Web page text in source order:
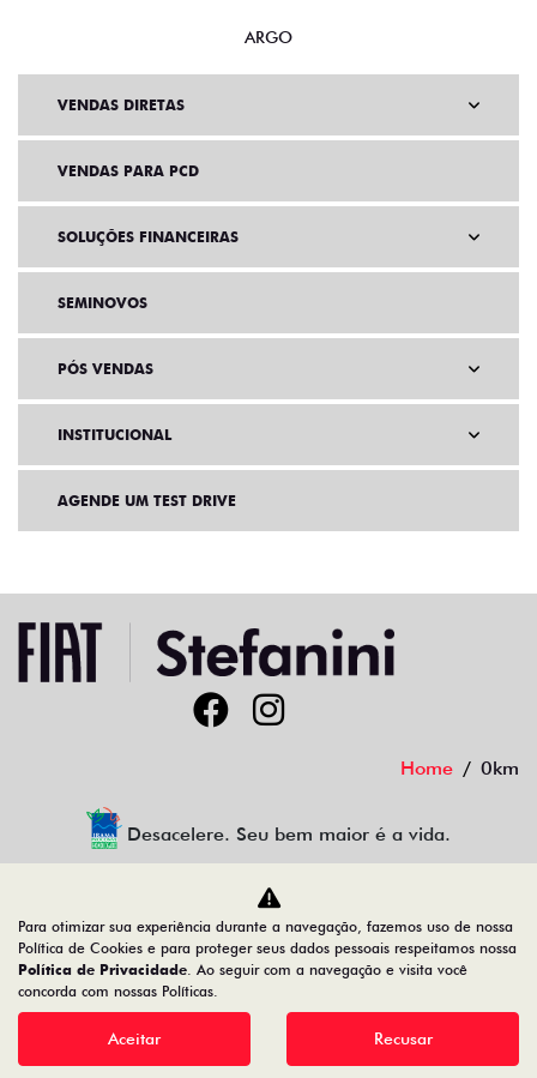
ARGO
VENDAS DIRETAS
VENDAS PARA PCD
SOLUÇÕES FINANCEIRAS
SEMINOVOS
PÓS VENDAS
INSTITUCIONAL
AGENDE UM TEST DRIVE
Home 0km
Desacelere. Seu bem maior é a vida.
Auto GT LTDA
44.810.398/0001-05
Desenvolvido pela DEALERSPACE ® Direitos Reservados.
Para otimizar sua experiência durante a navegação, fazemos uso de nossa
Política de Cookies e para proteger seus dados pessoais respeitamos nossa
Política de Privacidade. Ao seguir com a navegação e visita você
concorda com nossas Políticas.
Aceitar Recusar